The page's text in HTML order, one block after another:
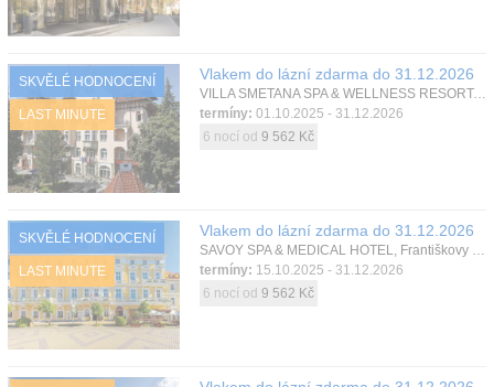
SKVĚLÉ HODNOCENÍ
LAST MINUTE
Vlakem do lázní zdarma do 31.12.2026
VILLA SMETANA SPA & WELLNESS RESORT, Karlovy Vary, Západní Čechy, Česká republika
termíny: 01.10.2025 - 31.12.2026
6 nocí od 9 562 Kč
SKVĚLÉ HODNOCENÍ
LAST MINUTE
Vlakem do lázní zdarma do 31.12.2026
SAVOY SPA & MEDICAL HOTEL, Františkovy Lázně, Západní Čechy, Česká republika
termíny: 15.10.2025 - 31.12.2026
6 nocí od 9 562 Kč